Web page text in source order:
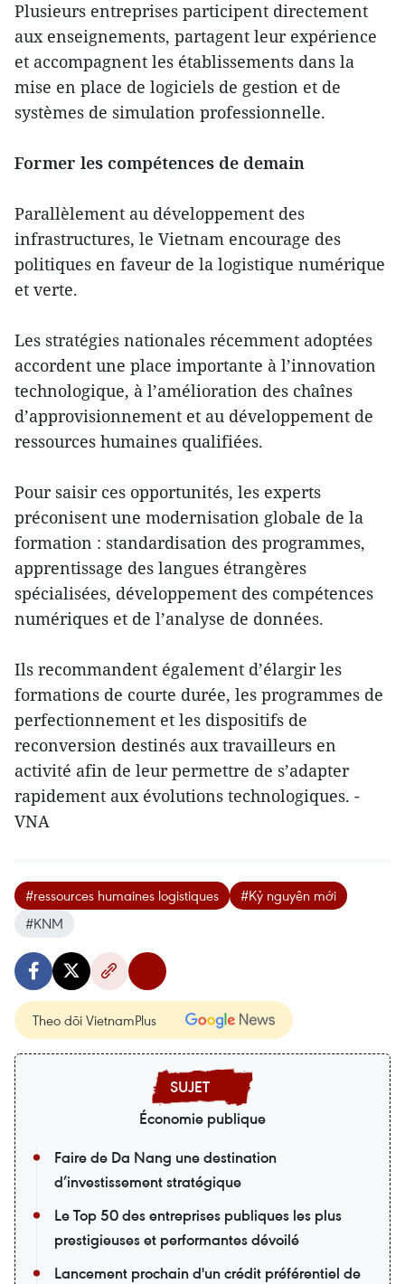
Plusieurs entreprises participent directement
aux enseignements, partagent leur expérience
et accompagnent les établissements dans la
mise en place de logiciels de gestion et de
systèmes de simulation professionnelle.
Former les compétences de demain
Parallèlement au développement des
infrastructures, le Vietnam encourage des
politiques en faveur de la logistique numérique
et verte.
Les stratégies nationales récemment adoptées
accordent une place importante à l’innovation
technologique, à l’amélioration des chaînes
d’approvisionnement et au développement de
ressources humaines qualifiées.
Pour saisir ces opportunités, les experts
préconisent une modernisation globale de la
formation : standardisation des programmes,
apprentissage des langues étrangères
spécialisées, développement des compétences
numériques et de l’analyse de données.
Ils recommandent également d’élargir les
formations de courte durée, les programmes de
perfectionnement et les dispositifs de
reconversion destinés aux travailleurs en
activité afin de leur permettre de s’adapter
rapidement aux évolutions technologiques. -
VNA
#ressources humaines logistiques
#Kỷ nguyên mới
#KNM
Theo dõi VietnamPlus
Économie publique
Faire de Da Nang une destination
d’investissement stratégique
Le Top 50 des entreprises publiques les plus
prestigieuses et performantes dévoilé
Lancement prochain d'un crédit préférentiel de